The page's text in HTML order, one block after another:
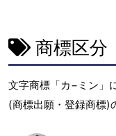
商標区分
文字商標「カ−ミン」
(商標出願・登録商標)